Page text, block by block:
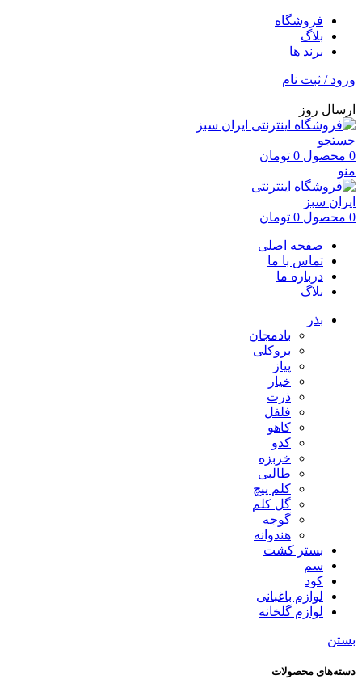
فروشگاه
بلاگ
برند ها
ورود / ثبت نام
ارسال روز
جستجو
0 محصول 0 تومان
منو
0 محصول 0 تومان
صفحه اصلی
تماس با ما
درباره ما
بلاگ
بذر
بادمجان
بروکلی
پیاز
خیار
ذرت
فلفل
کاهو
کدو
خربزه
طالبی
کلم پیچ
گل کلم
گوجه
هندوانه
بستر کشت
سم
کود
لوازم باغبانی
لوازم گلخانه
بستن
دسته‌های محصولات